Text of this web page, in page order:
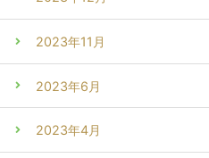
2023年11月
2023年6月
2023年4月